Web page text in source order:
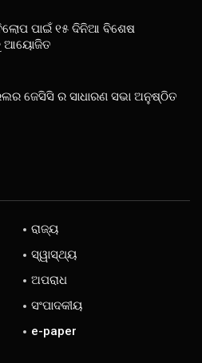
ପାଇଁ ୧୫ ଦିନିଆ ବିଶେଷ
ଆୟୋଜିତ
ଜେସିସି ର ସାଧାରଣ ସଭା ଅନୁଷ୍ଠିତ
ରାଜ୍ୟ
ସ୍ୱାସ୍ଥ୍ୟ
ଅପରାଧ
ସଂପାଦକୀୟ
e-paper